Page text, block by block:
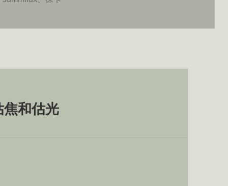
焦和估光